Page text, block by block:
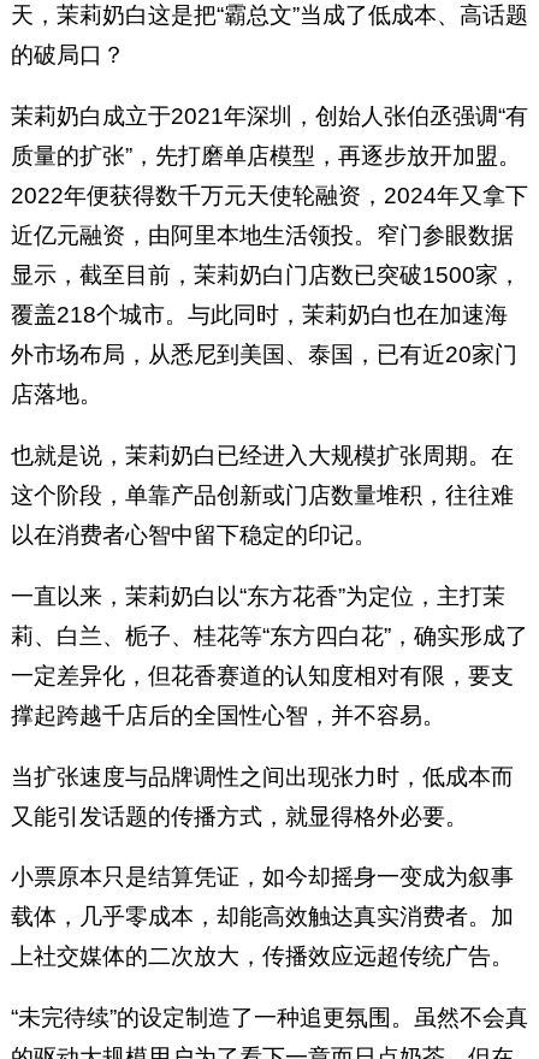
天，茉莉奶白这是把“霸总文”当成了低成本、高话题
的破局口？
茉莉奶白成立于2021年深圳，创始人张伯丞强调“有
质量的扩张”，先打磨单店模型，再逐步放开加盟。
2022年便获得数千万元天使轮融资，2024年又拿下
近亿元融资，由阿里本地生活领投。窄门参眼数据
显示，截至目前，茉莉奶白门店数已突破1500家，
覆盖218个城市。与此同时，茉莉奶白也在加速海
外市场布局，从悉尼到美国、泰国，已有近20家门
店落地。
也就是说，茉莉奶白已经进入大规模扩张周期。在
这个阶段，单靠产品创新或门店数量堆积，往往难
以在消费者心智中留下稳定的印记。
一直以来，茉莉奶白以“东方花香”为定位，主打茉
莉、白兰、栀子、桂花等“东方四白花”，确实形成了
一定差异化，但花香赛道的认知度相对有限，要支
撑起跨越千店后的全国性心智，并不容易。
当扩张速度与品牌调性之间出现张力时，低成本而
又能引发话题的传播方式，就显得格外必要。
小票原本只是结算凭证，如今却摇身一变成为叙事
载体，几乎零成本，却能高效触达真实消费者。加
上社交媒体的二次放大，传播效应远超传统广告。
“未完待续”的设定制造了一种追更氛围。虽然不会真